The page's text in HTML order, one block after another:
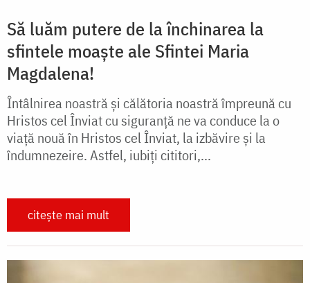
Să luăm putere de la închinarea la
sfintele moaște ale Sfintei Maria
Magdalena!
Întâlnirea noastră și călătoria noastră împreună cu
Hristos cel Înviat cu siguranță ne va conduce la o
viață nouă în Hristos cel Înviat, la izbăvire și la
îndumnezeire. Astfel, iubiți cititori,...
citește mai mult